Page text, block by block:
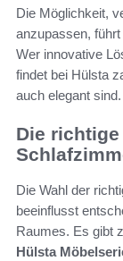
Die Möglichkeit,
anzupassen,
Wer innovative
findet bei Hülsta
auch elegant sind.
Die
Die Wahl der
beeinflusst
Raumes. Es gibt
Hülsta